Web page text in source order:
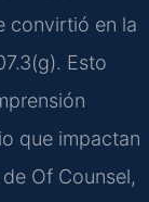
convirtió en la
. Esto
que impactan
Of Counsel,